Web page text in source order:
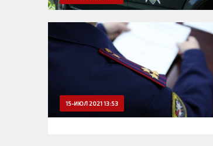
15-ИЮЛ 2021 13:53